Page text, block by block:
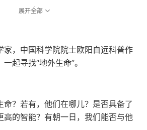
展开全部
家，中国科学院院士欧阳自远科普作
起寻找“地外生命”。
命？若有，他们在哪儿？是否具备了
高的智能？有朝一日，我们能否与他